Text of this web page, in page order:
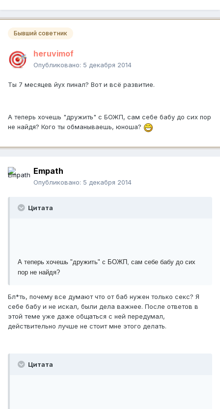
Бывший советник
heruvimof
Опубликовано: 5 декабря 2014
Ты 7 месяцев йух пинал? Вот и всё развитие.
А теперь хочешь "дружить" с БОЖП, сам себе бабу до сих пор
не найдя? Кого ты обманываешь, юноша?
Empath
Опубликовано: 5 декабря 2014
Цитата
А теперь хочешь "дружить" с БОЖП, сам себе бабу до сих
пор не найдя?
Бл*ть, почему все думают что от баб нужен только секс? Я
себе бабу и не искал, были дела важнее. После ответов в
этой теме уже даже общаться с ней передумал,
действительно лучше не стоит мне этого делать.
Цитата